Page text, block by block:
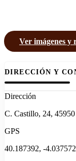
Ver imágenes y
DIRECCIÓN Y
Dirección
C. Castillo, 24,
GPS
40.187392, -